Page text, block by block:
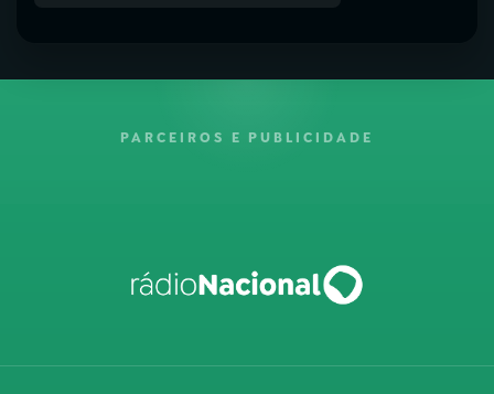
PARCEIROS E PUBLICIDADE